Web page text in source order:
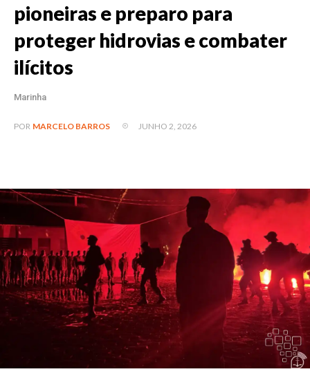
pioneiras e preparo para
proteger hidrovias e combater
ilícitos
Marinha
POR MARCELO BARROS JUNHO 2, 2026